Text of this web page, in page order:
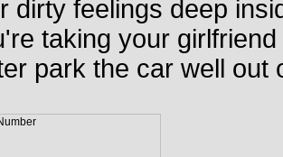
dirty feelings deep
taking your
park the car well out